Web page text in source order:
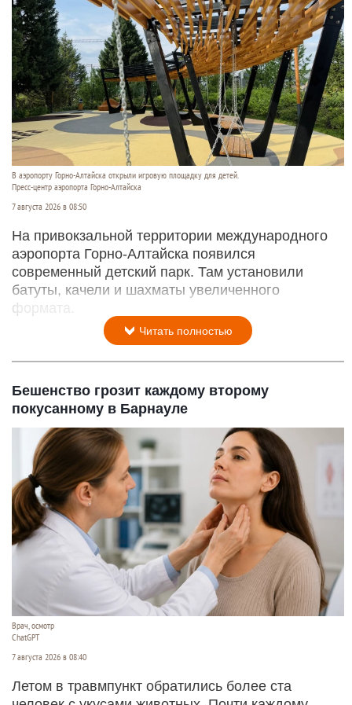
В аэропорту Горно-Алтайска открыли игровую площадку для детей.
Пресс-центр аэропорта Горно-Алтайска
7 августа 2026 в 08:50
На привокзальной территории международного
аэропорта Горно-Алтайска появился
современный детский парк. Там установили
батуты, качели и шахматы увеличенного
формата.
Читать полностью
Бешенство грозит каждому второму
покусанному в Барнауле
Врач, осмотр
ChatGPT
7 августа 2026 в 08:40
Летом в травмпункт обратились более ста